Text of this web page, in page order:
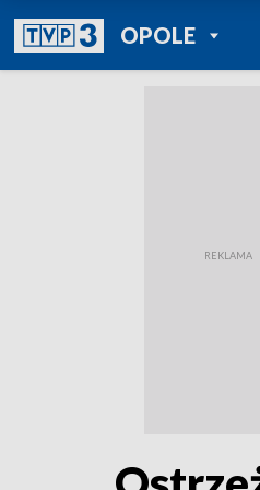
OPOLEPOWRÓT DO
TVP REGIONY